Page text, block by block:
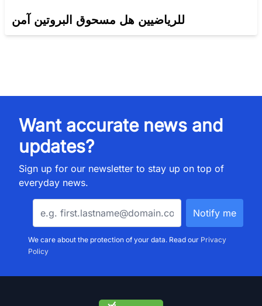
للرياضيين هل مسحوق البروتين آمن
Want accurate news and
updates?
Sign up for our newsletter to stay up on top of
everyday news.
We care about the protection of your data. Read our Privacy
Policy